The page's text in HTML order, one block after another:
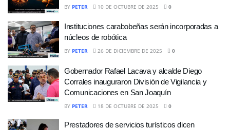
BY PETER 10 DE OCTUBRE DE 2025 0
Instituciones carabobeñas serán incorporadas a
núcleos de robótica
BY PETER 26 DE DICIEMBRE DE 2025 0
Gobernador Rafael Lacava y alcalde Diego
Corrales inauguraron División de Vigilancia y
Comunicaciones en San Joaquín
BY PETER 18 DE OCTUBRE DE 2025 0
Prestadores de servicios turísticos dicen